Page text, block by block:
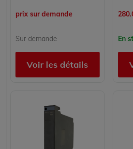
prix sur demande
Sur demande
Voir les détails
En